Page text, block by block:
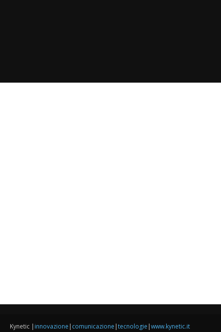
Kynetic | innovazione | comunicazione |tecnologie |www.kynetic.it